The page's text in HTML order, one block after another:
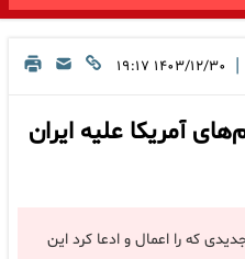
| ۱۴۰۳/۱۲/۳۰ ۱۹:۱۷
آمریکا علیه ایران
که را اعمال و ادعا کرد این